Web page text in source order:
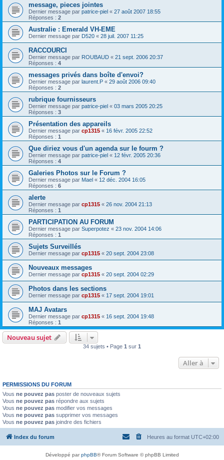
message, pieces jointes
Dernier message par patrice-piel « 27 août 2007 18:55
Réponses : 2
Australie : Emerald VH-EME
Dernier message par D520 « 28 juil. 2007 11:25
RACCOURCI
Dernier message par ROUBAUD « 21 sept. 2006 20:37
Réponses : 4
messages privés dans boîte d'envoi?
Dernier message par laurent.P « 29 août 2006 09:40
Réponses : 2
rubrique fournisseurs
Dernier message par patrice-piel « 03 mars 2005 20:25
Réponses : 3
Présentation des appareils
Dernier message par cp1315 « 16 févr. 2005 22:52
Réponses : 1
Que diriez vous d'un agenda sur le fourm ?
Dernier message par patrice-piel « 12 févr. 2005 20:36
Réponses : 4
Galeries Photos sur le Forum ?
Dernier message par Mael « 12 déc. 2004 16:05
Réponses : 6
alerte
Dernier message par cp1315 « 26 nov. 2004 21:13
Réponses : 1
PARTICIPATION AU FORUM
Dernier message par Superpotez « 23 nov. 2004 14:06
Réponses : 1
Sujets Surveillés
Dernier message par cp1315 « 20 sept. 2004 23:08
Nouveaux messages
Dernier message par cp1315 « 20 sept. 2004 02:29
Photos dans les sections
Dernier message par cp1315 « 17 sept. 2004 19:01
MAJ Avatars
Dernier message par cp1315 « 16 sept. 2004 19:48
Réponses : 1
Nouveau sujet
34 sujets • Page 1 sur 1
Aller à
PERMISSIONS DU FORUM
Vous ne pouvez pas poster de nouveaux sujets
Vous ne pouvez pas répondre aux sujets
Vous ne pouvez pas modifier vos messages
Vous ne pouvez pas supprimer vos messages
Vous ne pouvez pas joindre des fichiers
Index du forum Heures au format UTC+02:00
Développé parphpBB® Forum Software © phpBB Limited